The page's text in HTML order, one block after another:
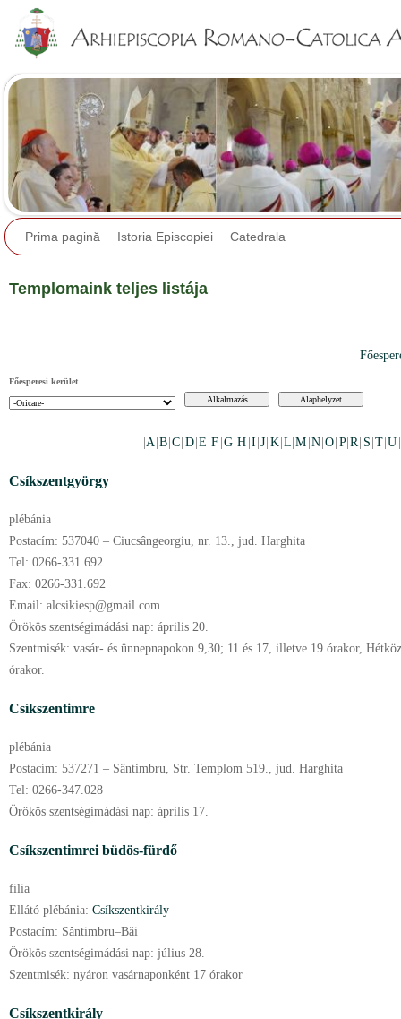
Prima pagină Istoria Episcopiei Catedrala
Templomaink teljes listája
Főesperesi kerület
|A B |C D |E |F G |H I |J K L |M N |O P|R S T |U
Csíkszentgyörgy
plébánia
Postacím: 537040 – Ciucsângeorgiu, nr. 13., jud. Harghita
Tel: 0266-331.692
Fax: 0266-331.692
Email: alcsikiesp@gmail.com
Örökös szentségimádási nap: április 20.
Szentmisék: vasár- és ünnepnapokon 9,30; 11 és 17, illetve 19 órakor,
órakor.
Csíkszentimre
plébánia
Postacím: 537271 – Sântimbru, Str. Templom 519., jud. Harghita
Tel: 0266-347.028
Örökös szentségimádási nap: április 17.
Csíkszentimrei büdös-fürdő
filia
Ellátó plébánia: Csíkszentkirály
Postacím: Sântimbru–Băi
Örökös szentségimádási nap: július 28.
Szentmisék: nyáron vasárnaponként 17 órakor
Csíkszentkirály